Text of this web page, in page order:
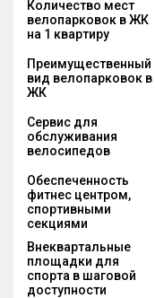
Количество мест
велопарковок в ЖК
на 1 квартиру
Преимущественный
вид велопарковок в
ЖК
Сервис для
обслуживания
велосипедов
Обеспеченность
фитнес центром,
спортивными
секциями
Внеквартальные
площадки для
спорта в шаговой
доступности